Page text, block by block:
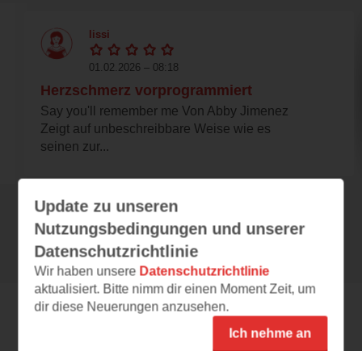
lissi
01.02.2026 – 08:18
Herzschmerz vorprogrammiert
Say you'll remember me Von Abby Jimenez
Zeigt auf unbeschreibbare Weise wie es
seinen zur...
Alle 208 Rezensionen anzeigen
Leseeindrücke
Update zu unseren
Nutzungsbedingungen und unserer
Datenschutzrichtlinie
Wir haben unsere Datenschutzrichtlinie
aktualisiert. Bitte nimm dir einen Moment Zeit, um
dir diese Neuerungen anzusehen.
Ich nehme an